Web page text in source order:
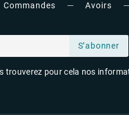
Commandes Avoirs
S’abonner
trouverez pour cela nos